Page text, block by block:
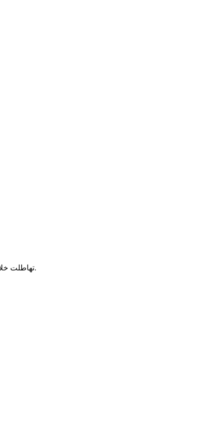
تهاطلت خلال الـ24 ساعة الماضية أمطار تراوحت بين الخفيفة والمتوسطة، وشملت 22 منطقة على الأقل توزعت بين ولايتي الحوضين الشرقي والغربي.